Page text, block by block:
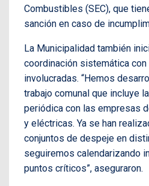
Combustibles (SEC), que
sanción en caso de
La Municipalidad también
coordinación sistemática
involucradas. “Hemos
trabajo comunal que incluye
periódica con las empresas
y eléctricas. Ya se han
conjuntos de despeje en
seguiremos calendarizando
puntos críticos”, aseguraron.